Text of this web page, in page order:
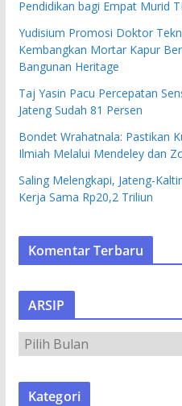
Pendidikan bagi Empat Murid
Yudisium Promosi Doktor
Kembangkan Mortar Kapur
Bangunan Heritage
Taj Yasin Pacu Percepatan
Jateng Sudah 81 Persen
Bondet Wrahatnala: Pastikan
Ilmiah Melalui Mendeley dan
Saling Melengkapi, Jateng-
Kerja Sama Rp20,2 Triliun
Komentar Terbaru
ARSIP
R
S
Kategori